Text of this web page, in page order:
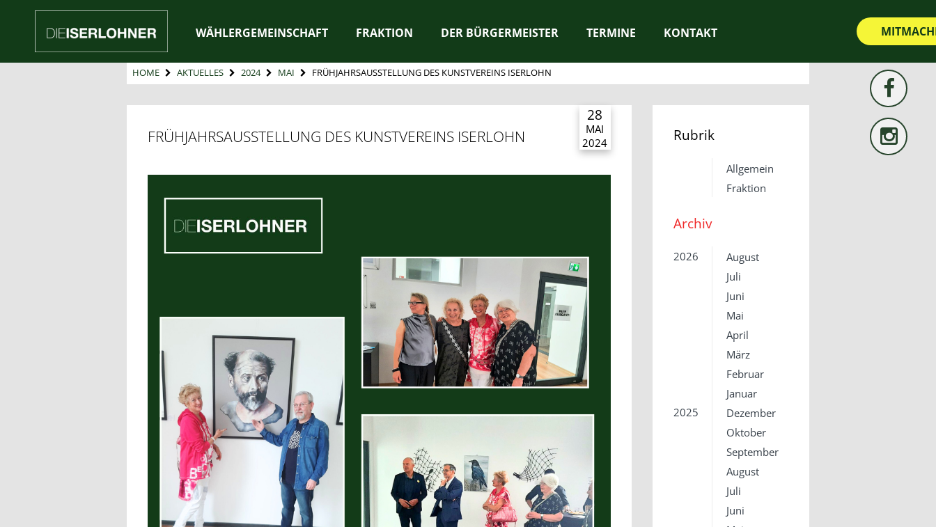
WÄHLERGEMEINSCHAFT FRAKTION DER BÜRGERMEISTER TERMINE KONTAKT
HOME AKTUELLES 2024 MAI FRÜHJAHRSAUSSTELLUNG DES KUNSTVEREINS ISERLOHN
28
MAI
2024
FRÜHJAHRSAUSSTELLUNG DES KUNSTVEREINS ISERLOHN Rubrik
Allgemein
Fraktion
Archiv
2026
August
Juli
Juni
Mai
April
März
Februar
Januar
2025
Dezember
Oktober
September
August
Juli
Juni